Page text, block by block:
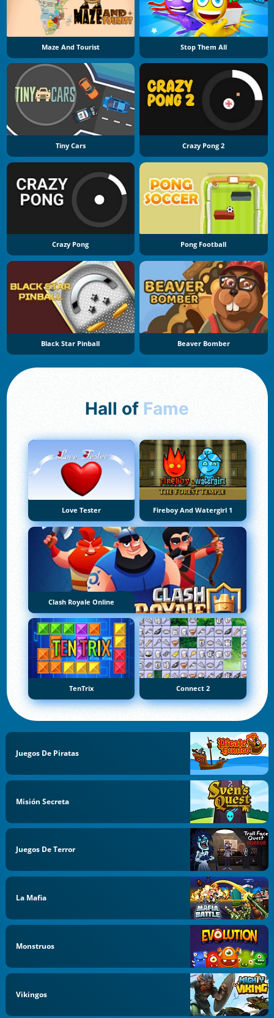
Maze And Tourist Stop Them All
Tiny Cars Crazy Pong 2
Crazy Pong Pong Football
Black Star Pinball Beaver Bomber
Hall of Fame
Love Tester Fireboy And Watergirl 1
Clash Royale Online
TenTrix Connect 2
Juegos De Piratas
Misión Secreta
Juegos De Terror
La Mafia
Monstruos
Vikingos